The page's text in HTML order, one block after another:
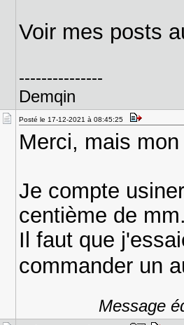
Voir mes posts
---------------
Demqin
Posté le 17-12-2021 à 08:45:25
Merci, mais
Je compte
centième de
Il faut que
commander un
Message